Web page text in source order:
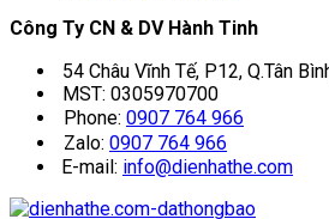
Công Ty CN & DV Hành Tinh
54 Châu Vĩnh Tế, P12, Q.Tân
MST: 0305970700
Phone: 0907 764 966
Zalo: 0907 764 966
E-mail: info@dienhathe.com